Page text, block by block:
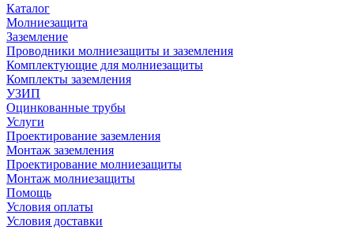
Каталог
Молниезащита
Заземление
Проводники молниезащиты и заземления
Комплектующие для молниезащиты
Комплекты заземления
УЗИП
Оцинкованные трубы
Услуги
Проектирование заземления
Монтаж заземления
Проектирование молниезащиты
Монтаж молниезащиты
Помощь
Условия оплаты
Условия доставки